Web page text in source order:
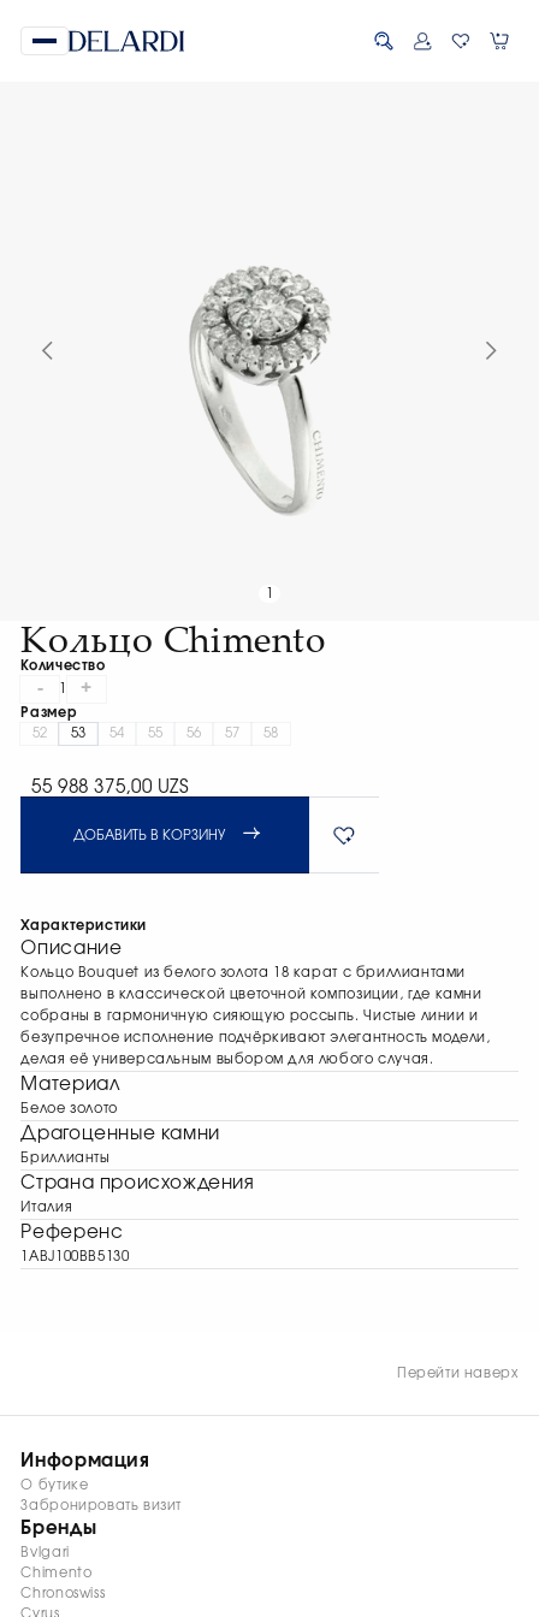
Кольцо Chimento
Количество
- +
Размер
52
53 54 55 56 57 58
55 988 375,00 UZS
ДОБАВИТЬ В КОРЗИНУ
Характеристики
Описание
Кольцо Bouquet из белого золота 18 карат с бриллиантами
выполнено в классической цветочной композиции, где камни
собраны в гармоничную сияющую россыпь. Чистые линии и
безупречное исполнение подчёркивают элегантность модели,
делая её универсальным выбором для любого случая.
Материал
Белое золото
Драгоценные камни
Бриллианты
Страна происхождения
Италия
Референс
1ABJ100BB5130
Перейти наверх
Информация
О бутике
Забронировать визит
Бренды
Bvlgari
Chimento
Chronoswiss
Cyrus